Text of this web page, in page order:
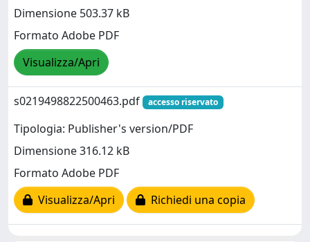
Dimensione 503.37 kB
Formato Adobe PDF
Visualizza/Apri
s0219498822500463.pdf accesso riservato
Tipologia: Publisher's version/PDF
Dimensione 316.12 kB
Formato Adobe PDF
Visualizza/Apri
Richiedi una copia